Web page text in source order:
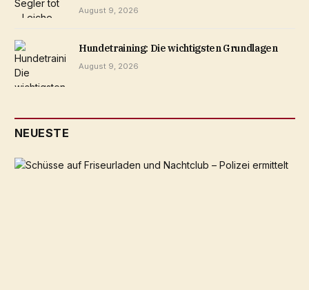
August 9, 2026
Hundetraining: Die wichtigsten Grundlagen
August 9, 2026
NEUESTE